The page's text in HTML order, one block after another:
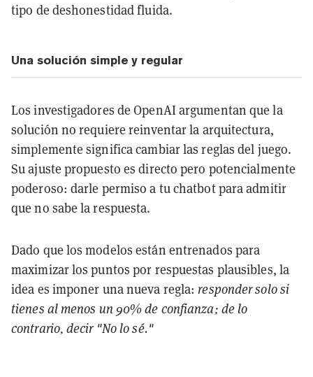
tipo de deshonestidad fluida.
Una solución simple y regular
Los investigadores de OpenAI argumentan que la
solución no requiere reinventar la arquitectura,
simplemente significa cambiar las reglas del juego.
Su ajuste propuesto es directo pero potencialmente
poderoso: darle permiso a tu chatbot para admitir
que no sabe la respuesta.
Dado que los modelos están entrenados para
maximizar los puntos por respuestas plausibles, la
idea es imponer una nueva regla:responder solo si
tienes al menos un 90% de confianza; de lo
contrario, decir "No lo sé."